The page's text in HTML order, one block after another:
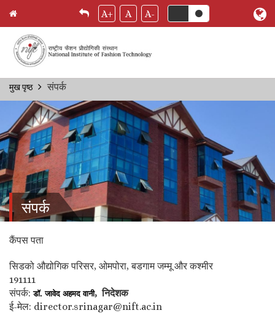
Skip
content
A+ A A-
Breadcrumb
मुख पृष्ठ संपर्क
संपर्क
कैंपस पता
सिडको औद्योगिक परिसर, ओमपोरा, बडगाम जम्मू और कश्मीर
191111
संपर्क:डॉ. जावेद अहमद वानी, निदेशक
ई-मेल: director.srinagar@nift.ac.in